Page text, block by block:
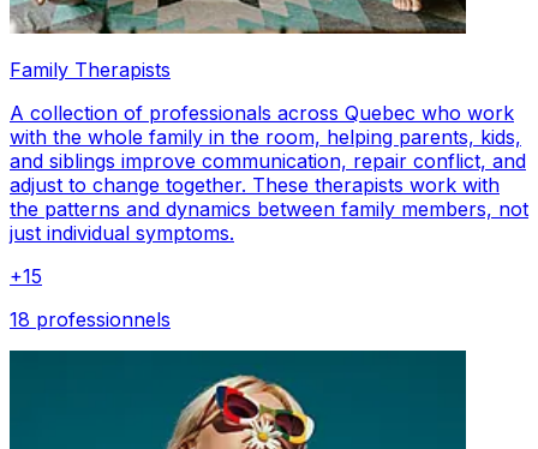
Family Therapists
A collection of professionals across Quebec who work
with the whole family in the room, helping parents, kids,
and siblings improve communication, repair conflict, and
adjust to change together. These therapists work with
the patterns and dynamics between family members, not
just individual symptoms.
+15
18 professionnels